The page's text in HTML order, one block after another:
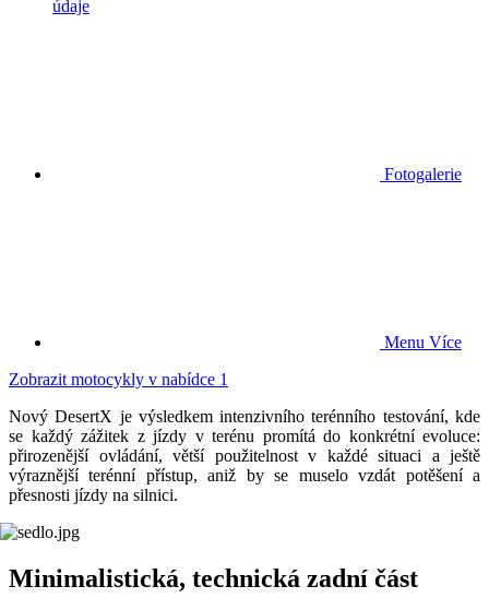
údaje
Fotogalerie
Menu Více
Zobrazit motocykly v nabídce 1
Nový DesertX je výsledkem intenzivního terénního testování, kde
se každý zážitek z jízdy v terénu promítá do konkrétní evoluce:
přirozenější ovládání, větší použitelnost v každé situaci a ještě
výraznější terénní přístup, aniž by se muselo vzdát potěšení a
přesnosti jízdy na silnici.
Minimalistická, technická zadní část